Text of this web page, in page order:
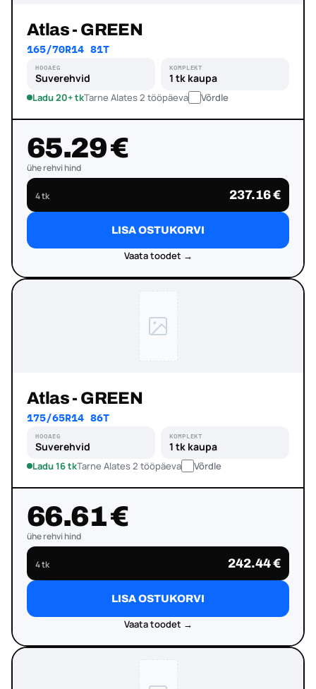
Atlas - GREEN
165/70R14 81T
HOOAEG
Suverehvid
KOMPLEKT
1 tk kaupa
Ladu 20+ tkTarne Alates 2 tööpäeva Võrdle
65.29 €
ühe rehvi hind
4 tk 237.16 €
LISA OSTUKORVI
Vaata toodet →
Atlas - GREEN
175/65R14 86T
HOOAEG
Suverehvid
KOMPLEKT
1 tk kaupa
Ladu 16 tkTarne Alates 2 tööpäeva Võrdle
66.61 €
ühe rehvi hind
4 tk 242.44 €
LISA OSTUKORVI
Vaata toodet →